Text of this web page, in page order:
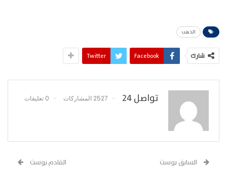
الذهب
شارك Facebook
Twitter
تواصل 24 2527 المشاركات 0 تعليقات
السابق بوست القادم بوست